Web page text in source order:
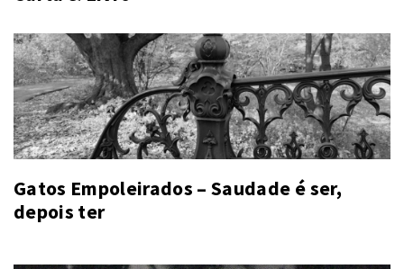
Gatos Empoleirados – Saudade é ser,
depois ter